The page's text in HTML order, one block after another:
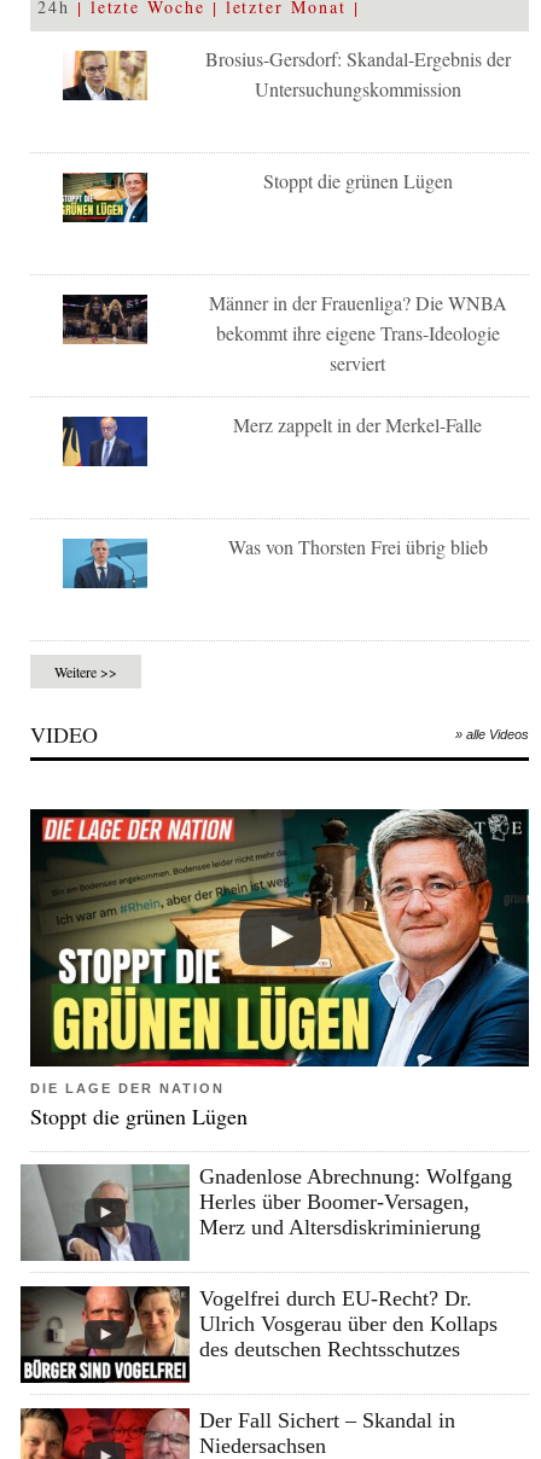
24h letzte Woche letzter Monat
Brosius-Gersdorf: Skandal-Ergebnis der
Untersuchungskommission
Stoppt die grünen Lügen
Männer in der Frauenliga? Die WNBA
bekommt ihre eigene Trans-Ideologie
serviert
Merz zappelt in der Merkel-Falle
Was von Thorsten Frei übrig blieb
Weitere >>
VIDEO » alle Videos
DIE LAGE DER NATION
Stoppt die grünen Lügen
Gnadenlose Abrechnung: Wolfgang
Herles über Boomer-Versagen,
Merz und Altersdiskriminierung
Vogelfrei durch EU-Recht? Dr.
Ulrich Vosgerau über den Kollaps
des deutschen Rechtsschutzes
Der Fall Sichert – Skandal in
Niedersachsen